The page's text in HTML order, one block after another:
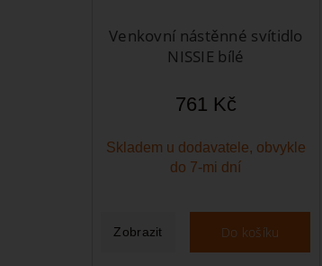
Venkovní nástěnné svítidlo
NISSIE bílé
761 Kč
Skladem u dodavatele, obvykle
do 7-mi dní
Zobrazit Do košíku